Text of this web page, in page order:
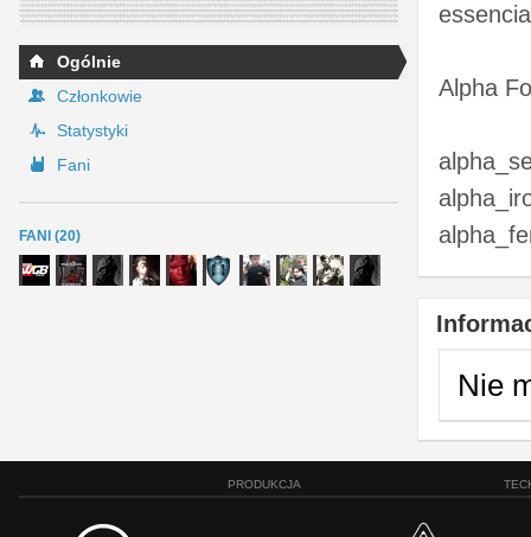
Ogólnie
Członkowie
Statystyki
Fani
FANI (20)
Alpha
Nie
PRODUKCJA